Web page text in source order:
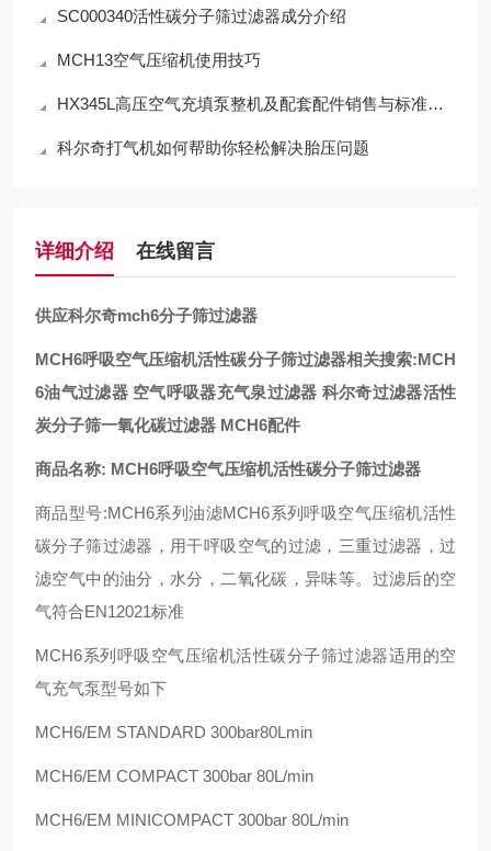
SC000340活性碳分子筛过滤器成分介绍
MCH13空气压缩机使用技巧
HX345L高压空气充填泵整机及配套配件销售与标准化应用技术解析
科尔奇打气机如何帮助你轻松解决胎压问题
详细介绍 在线留言
供应科尔奇mch6分子筛过滤器
MCH6呼吸空气压缩机活性碳分子筛过滤器相关搜索:MCH
6油气过滤器 空气呼吸器充气泉过滤器 科尔奇过滤器活性
炭分子筛一氧化碳过滤器 MCH6配件
商品名称: MCH6呼吸空气压缩机活性碳分子筛过滤器
商品型号:MCH6系列油滤MCH6系列呼吸空气压缩机活性
碳分子筛过滤器，用干呯吸空气的过滤，三重过滤器，过
滤空气中的油分，水分，二氧化碳，异味等。过滤后的空
气符合EN12021标准
MCH6系列呼吸空气压缩机活性碳分子筛过滤器适用的空
气充气泵型号如下
MCH6/EM STANDARD 300bar80Lmin
MCH6/EM COMPACT 300bar 80L/min
MCH6/EM MINICOMPACT 300bar 80L/min